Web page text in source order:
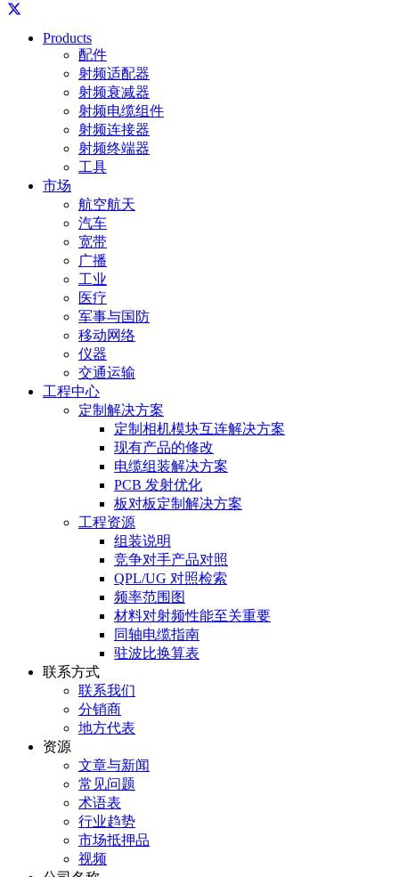
Products
配件
射频适配器
射频衰减器
射频电缆组件
射频连接器
射频终端器
工具
市场
航空航天
汽车
宽带
广播
工业
医疗
军事与国防
移动网络
仪器
交通运输
工程中心
定制解决方案
定制相机模块互连解决方案
现有产品的修改
电缆组装解决方案
PCB 发射优化
板对板定制解决方案
工程资源
组装说明
竞争对手产品对照
QPL/UG 对照检索
频率范围图
材料对射频性能至关重要
同轴电缆指南
驻波比换算表
联系方式
联系我们
分销商
地方代表
资源
文章与新闻
常见问题
术语表
行业趋势
市场抵押品
视频